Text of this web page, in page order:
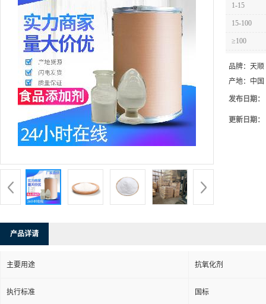
1-15
15-100
≥100
品牌： 天顺
产地： 中国
发布日期：
更新日期：
产品详请
主要用途 抗氧化剂
执行标准 国标